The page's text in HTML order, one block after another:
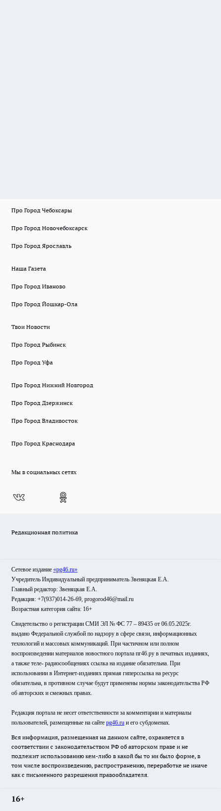
Про Город Чебоксары
Про Город Новочебоксарск
Про Город Ярославль
Наша Газета
Про Город Иваново
Про Город Йошкар-Ола
Твои Новости
Про Город Рыбинск
Про Город Уфа
Про Город Нижний Новгород
Про Город Дзержинск
Про Город Владивосток
Про Город Краснодара
Мы в социальных сетях
Редакционная политика
Сетевое издание «pg46.ru»
Учредитель Индивидуальный предприниматель Звеняцкая Е.А.
Главный редактор: Звеняцкая Е.А.
Редакция: +7(937)014-26-69, progorod46@mail.ru
Возрастная категория сайта: 16+
Свидетельство о регистрации СМИ ЭЛ № ФС 77 – 89435 от 06.05.2025г.
выдано Федеральной службой по надзору в сфере связи, информационных
технологий и массовых коммуникаций. При частичном или полном
воспроизведении материалов новостного портала пг46.ру в печатных изданиях,
а также теле- радиосообщениях ссылка на издание обязательна. При
использовании в Интернет-изданиях прямая гиперссылка на ресурс
обязательна, в противном случае будут применены нормы законодательства РФ
об авторских и смежных правах.
Редакция портала не несет ответственности за комментарии и материалы
пользователей, размещенные на сайте pg46.ru и его субдоменах.
Вся информация, размещенная на данном сайте, охраняется в
соответствии с законодательством РФ об авторском праве и не
подлежит использованию кем-либо в какой бы то ни было форме, в
том числе воспроизведению, распространению, переработке не иначе
как с письменного разрешения правообладателя.
16+